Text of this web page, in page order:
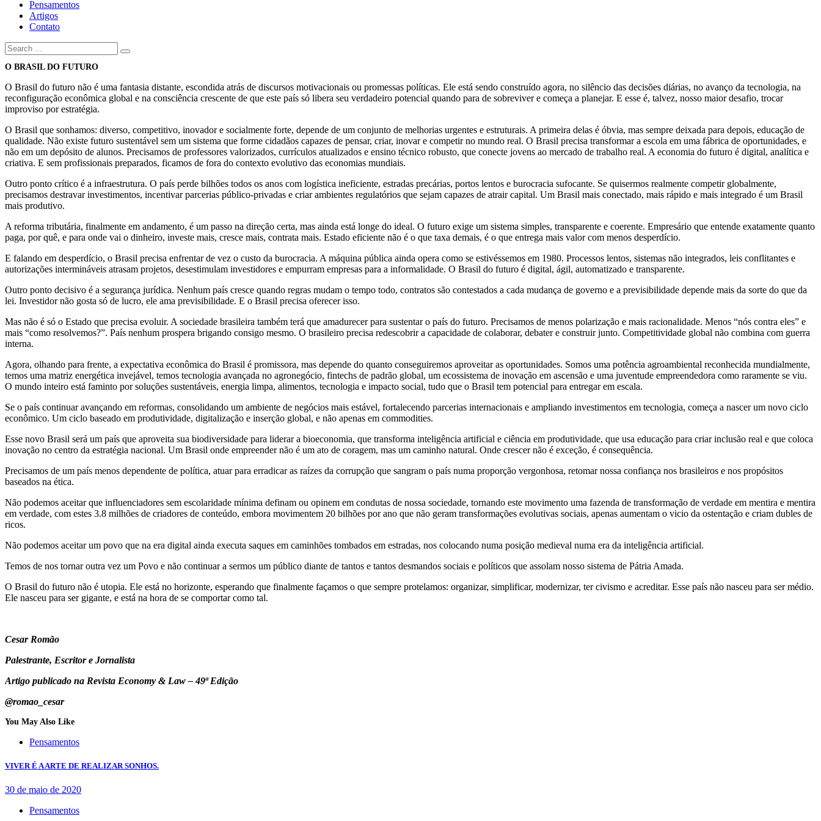
Pensamentos
Artigos
Contato
O BRASIL DO FUTURO
O Brasil do futuro não é uma fantasia distante, escondida atrás de discursos motivacionais ou promessas políticas. Ele está sendo construído agora, no silêncio das decisões diárias, no avanço da tecnologia, na
reconfiguração econômica global e na consciência crescente de que este país só libera seu verdadeiro potencial quando para de sobreviver e começa a planejar. E esse é, talvez, nosso maior desafio, trocar
improviso por estratégia.
O Brasil que sonhamos: diverso, competitivo, inovador e socialmente forte, depende de um conjunto de melhorias urgentes e estruturais. A primeira delas é óbvia, mas sempre deixada para depois, educação de
qualidade. Não existe futuro sustentável sem um sistema que forme cidadãos capazes de pensar, criar, inovar e competir no mundo real. O Brasil precisa transformar a escola em uma fábrica de oportunidades, e
não em um depósito de alunos. Precisamos de professores valorizados, currículos atualizados e ensino técnico robusto, que conecte jovens ao mercado de trabalho real. A economia do futuro é digital, analítica e
criativa. E sem profissionais preparados, ficamos de fora do contexto evolutivo das economias mundiais.
Outro ponto crítico é a infraestrutura. O país perde bilhões todos os anos com logística ineficiente, estradas precárias, portos lentos e burocracia sufocante. Se quisermos realmente competir globalmente,
precisamos destravar investimentos, incentivar parcerias público-privadas e criar ambientes regulatórios que sejam capazes de atrair capital. Um Brasil mais conectado, mais rápido e mais integrado é um Brasil
mais produtivo.
A reforma tributária, finalmente em andamento, é um passo na direção certa, mas ainda está longe do ideal. O futuro exige um sistema simples, transparente e coerente. Empresário que entende exatamente quanto
paga, por quê, e para onde vai o dinheiro, investe mais, cresce mais, contrata mais. Estado eficiente não é o que taxa demais, é o que entrega mais valor com menos desperdício.
E falando em desperdício, o Brasil precisa enfrentar de vez o custo da burocracia. A máquina pública ainda opera como se estivéssemos em 1980. Processos lentos, sistemas não integrados, leis conflitantes e
autorizações intermináveis atrasam projetos, desestimulam investidores e empurram empresas para a informalidade. O Brasil do futuro é digital, ágil, automatizado e transparente.
Outro ponto decisivo é a segurança jurídica. Nenhum país cresce quando regras mudam o tempo todo, contratos são contestados a cada mudança de governo e a previsibilidade depende mais da sorte do que da
lei. Investidor não gosta só de lucro, ele ama previsibilidade. E o Brasil precisa oferecer isso.
Mas não é só o Estado que precisa evoluir. A sociedade brasileira também terá que amadurecer para sustentar o país do futuro. Precisamos de menos polarização e mais racionalidade. Menos “nós contra eles” e
mais “como resolvemos?”. País nenhum prospera brigando consigo mesmo. O brasileiro precisa redescobrir a capacidade de colaborar, debater e construir junto. Competitividade global não combina com guerra
interna.
Agora, olhando para frente, a expectativa econômica do Brasil é promissora, mas depende do quanto conseguiremos aproveitar as oportunidades. Somos uma potência agroambiental reconhecida mundialmente,
temos uma matriz energética invejável, temos tecnologia avançada no agronegócio, fintechs de padrão global, um ecossistema de inovação em ascensão e uma juventude empreendedora como raramente se viu.
O mundo inteiro está faminto por soluções sustentáveis, energia limpa, alimentos, tecnologia e impacto social, tudo que o Brasil tem potencial para entregar em escala.
Se o país continuar avançando em reformas, consolidando um ambiente de negócios mais estável, fortalecendo parcerias internacionais e ampliando investimentos em tecnologia, começa a nascer um novo ciclo
econômico. Um ciclo baseado em produtividade, digitalização e inserção global, e não apenas em commodities.
Esse novo Brasil será um país que aproveita sua biodiversidade para liderar a bioeconomia, que transforma inteligência artificial e ciência em produtividade, que usa educação para criar inclusão real e que coloca
inovação no centro da estratégia nacional. Um Brasil onde empreender não é um ato de coragem, mas um caminho natural. Onde crescer não é exceção, é consequência.
Precisamos de um país menos dependente de política, atuar para erradicar as raízes da corrupção que sangram o país numa proporção vergonhosa, retomar nossa confiança nos brasileiros e nos propósitos
baseados na ética.
Não podemos aceitar que influenciadores sem escolaridade mínima definam ou opinem em condutas de nossa sociedade, tornando este movimento uma fazenda de transformação de verdade em mentira e mentira
em verdade, com estes 3.8 milhões de criadores de conteúdo, embora movimentem 20 bilhões por ano que não geram transformações evolutivas sociais, apenas aumentam o vicio da ostentação e criam dubles de
ricos.
Não podemos aceitar um povo que na era digital ainda executa saques em caminhões tombados em estradas, nos colocando numa posição medieval numa era da inteligência artificial.
Temos de nos tornar outra vez um Povo e não continuar a sermos um público diante de tantos e tantos desmandos sociais e políticos que assolam nosso sistema de Pátria Amada.
O Brasil do futuro não é utopia. Ele está no horizonte, esperando que finalmente façamos o que sempre protelamos: organizar, simplificar, modernizar, ter civismo e acreditar. Esse país não nasceu para ser médio.
Ele nasceu para ser gigante, e está na hora de se comportar como tal.
Cesar Romão
Palestrante, Escritor e Jornalista
Artigo publicado na Revista Economy & Law – 49ª Edição
@romao_cesar
You May Also Like
Pensamentos
VIVER É A ARTE DE REALIZAR SONHOS.
30 de maio de 2020
Pensamentos